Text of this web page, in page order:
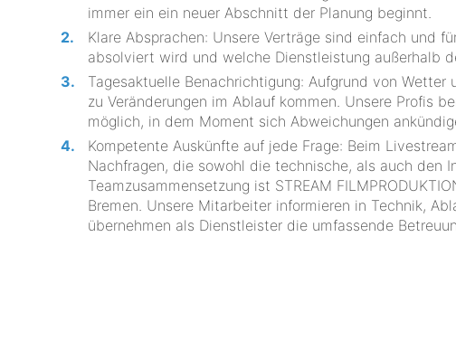
immer ein ein neuer Abschnitt der Planung beginnt.
Klare Absprachen: Unsere Verträge sind einfach und
absolviert wird und welche Dienstleistung außerhalb
Tagesaktuelle Benachrichtigung: Aufgrund von
zu Veränderungen im Ablauf kommen. Unsere Profis
möglich, in dem Moment sich Abweichungen
Kompetente Auskünfte auf jede Frage: Beim
Nachfragen, die sowohl die technische, als auch den
Teamzusammensetzung ist STREAM
Bremen. Unsere Mitarbeiter informieren in Technik,
übernehmen als Dienstleister die umfassende